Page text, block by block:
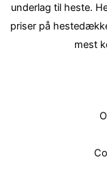
underlag til heste.
priser på
mest